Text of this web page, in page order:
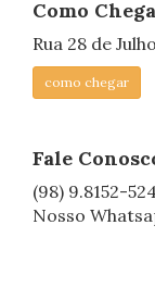
Como
Rua 28 de
como chegar
Fale
(98) 9.8152-
Nosso